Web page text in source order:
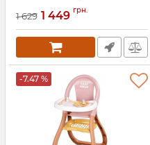
1 629 1 449 грн.
-7.47 %